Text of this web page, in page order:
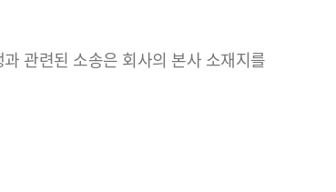
관련된 소송은 회사의 본사 소재지를